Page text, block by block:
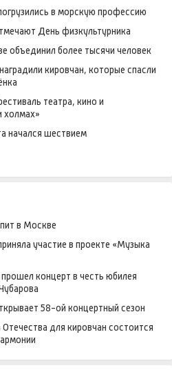
в морскую профессию
День физкультурника
объединил более тысячи человек
кировчан, которые спасли
театра, кино и
холмах»
начался шествием
в Москве
участие в проекте «Музыка
концерт в честь юбилея
58-ой концертный сезон
для кировчан состоится